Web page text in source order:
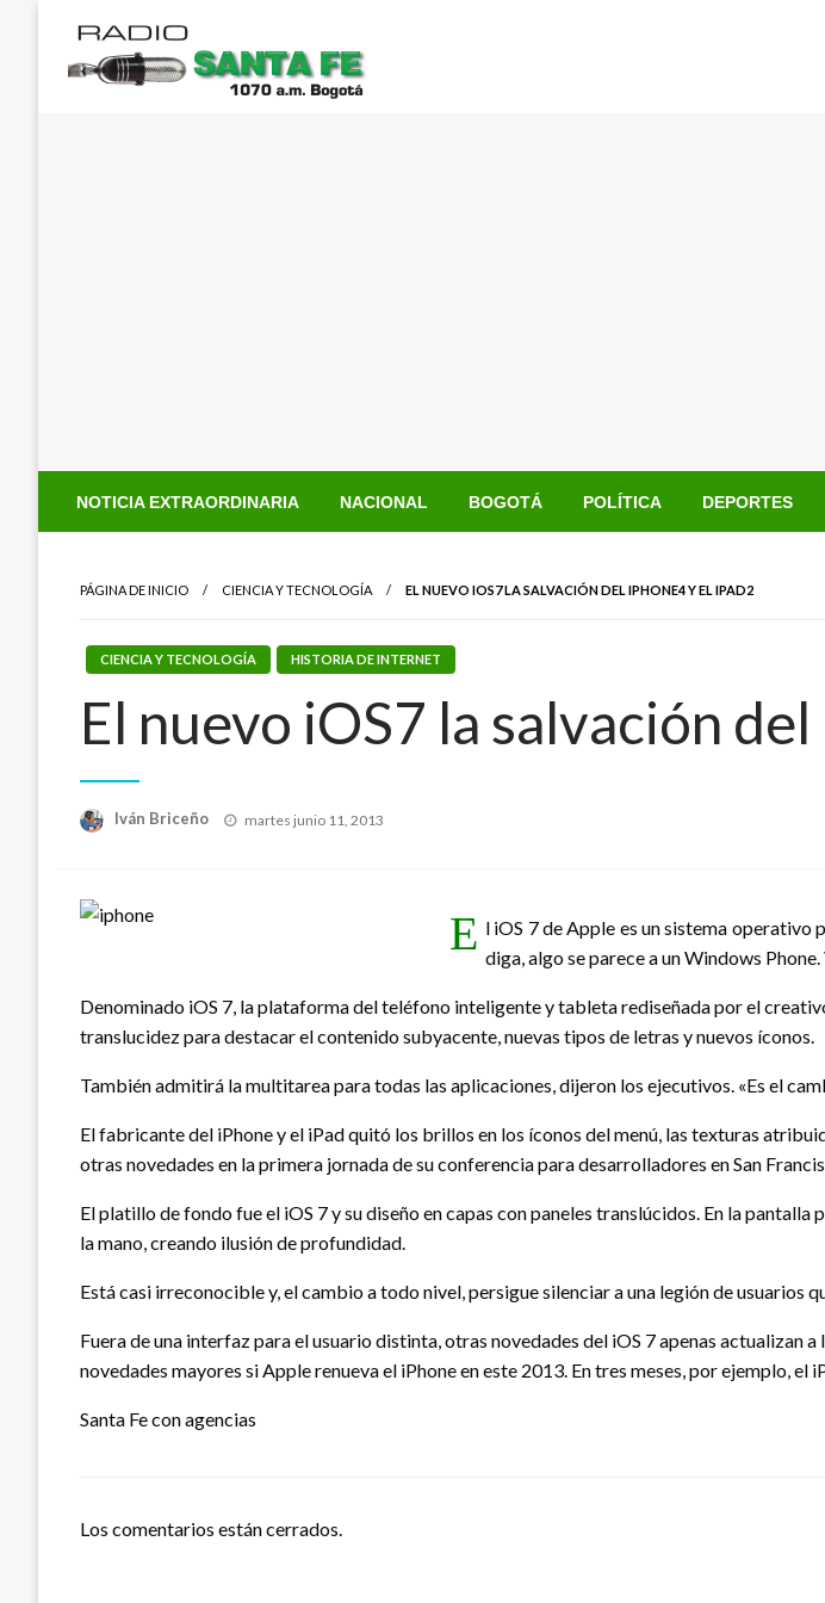
contenido
NOTICIA EXTRAORDINARIA NACIONAL BOGOTÁ POLÍTICA DEPORTES
PÁGINA DE INICIO CIENCIA Y TECNOLOGÍA EL NUEVO IOS7 LA SALVACIÓN DEL IPHONE4 Y EL IPAD2
CIENCIA Y TECNOLOGÍA HISTORIA DE INTERNET
El nuevo iOS7 la salvación
Iván Briceño
Publicado
martes junio 11, 2013
E l iOS 7 de Apple es un sistema operativo
diga, algo se parece a un Windows
Denominado iOS 7, la plataforma del teléfono inteligente y tableta rediseñada por el
translucidez para destacar el contenido subyacente, nuevas tipos de letras y nuevos íconos.
También admitirá la multitarea para todas las aplicaciones, dijeron los ejecutivos. «Es el
El fabricante del iPhone y el iPad quitó los brillos en los íconos del menú, las texturas
otras novedades en la primera jornada de su conferencia para desarrolladores en San
El platillo de fondo fue el iOS 7 y su diseño en capas con paneles translúcidos. En la
la mano, creando ilusión de profundidad.
Está casi irreconocible y, el cambio a todo nivel, persigue silenciar a una legión de usuarios
Fuera de una interfaz para el usuario distinta, otras novedades del iOS 7 apenas
novedades mayores si Apple renueva el iPhone en este 2013. En tres meses, por ejemplo, el
Santa Fe con agencias
Los comentarios están cerrados.